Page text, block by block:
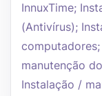
InnuxTime;
(Antivírus);
manutenção
Instalação /